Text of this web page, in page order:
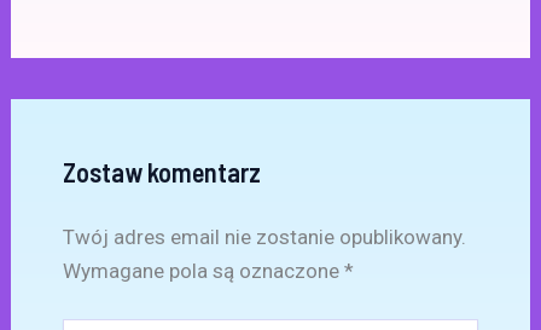
Zostaw komentarz
Twój adres email nie zostanie opublikowany.
Wymagane pola są oznaczone *